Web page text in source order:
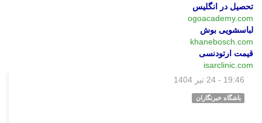
تحصیل در انگلیس
ogoacademy.com
لباسشویی بوش
khanebosch.com
قیمت ارتودنسی
isarclinic.com
19:46 - 24 تیر 1404
باشگاه خبرنگاران